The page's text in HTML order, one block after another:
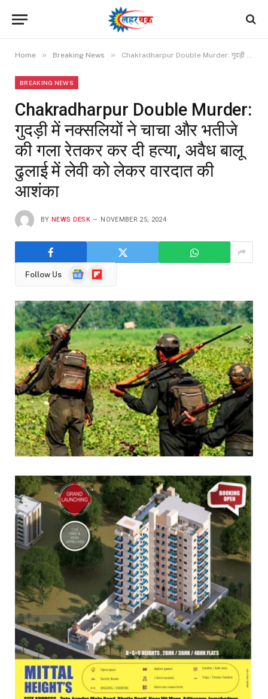
Home » Breaking News » Chakradharpur Double Murder: गुदड़ी में नक्सलियों ने चाचा और भतीजे की गला रेतकर कर दी हत्या, अवैध बालू ढुलाई में लेवी को लेकर वारदात की आशंका
BREAKING NEWS
Chakradharpur Double Murder:
गुदड़ी में नक्सलियों ने चाचा और भतीजे
की गला रेतकर कर दी हत्या, अवैध बालू
ढुलाई में लेवी को लेकर वारदात की
आशंका
BY NEWS DESK NOVEMBER 25, 2024
Follow Us
GoogleFlipboard